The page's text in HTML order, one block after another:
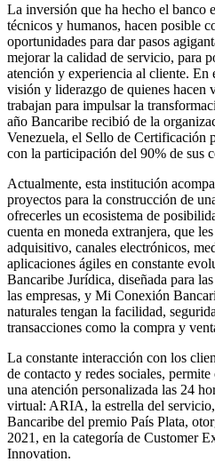
La inversión que ha hecho el banco
técnicos y humanos, hacen posible
oportunidades para dar pasos
mejorar la calidad de servicio, para
atención y experiencia al cliente. En
visión y liderazgo de quienes hacen
trabajan para impulsar la
año Bancaribe recibió de la
Venezuela, el Sello de Certificación
con la participación del 90% de sus
Actualmente, esta institución
proyectos para la construcción de
ofrecerles un ecosistema de
cuenta en moneda extranjera, que
adquisitivo, canales electrónicos,
aplicaciones ágiles en constante
Bancaribe Jurídica, diseñada para
las empresas, y Mi Conexión
naturales tengan la facilidad,
transacciones como la compra y
La constante interacción con los
de contacto y redes sociales,
una atención personalizada las 24
virtual: ARIA, la estrella del
Bancaribe del premio País Plata,
2021, en la categoría de Customer
Innovation.